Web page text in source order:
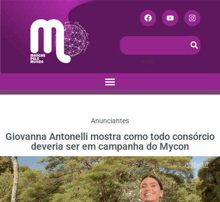
Anunciantes
Giovanna Antonelli mostra como todo consórcio
deveria ser em campanha do Mycon